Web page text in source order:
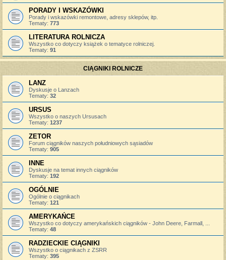
PORADY I WSKAZÓWKI
Porady i wskazówki remontowe, adresy sklepów, itp.
Tematy: 773
LITERATURA ROLNICZA
Wszystko co dotyczy książek o tematyce rolniczej.
Tematy: 91
CIĄGNIKI ROLNICZE
LANZ
Dyskusje o Lanzach
Tematy: 32
URSUS
Wszystko o naszych Ursusach
Tematy: 1237
ZETOR
Forum ciągników naszych południowych sąsiadów
Tematy: 905
INNE
Dyskusje na temat innych ciągników
Tematy: 192
OGÓLNIE
Ogólnie o ciągnikach
Tematy: 121
AMERYKAŃCE
Wszystko co dotyczy amerykańskich ciągników - John Deere, Farmall, ...
Tematy: 48
RADZIECKIE CIĄGNIKI
Wszystko o ciągnikach z ZSRR
Tematy: 395